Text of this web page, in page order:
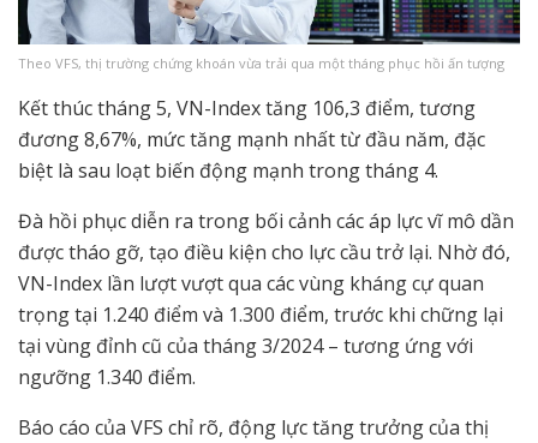
Theo VFS, thị trường chứng khoán vừa trải qua một tháng phục hồi ấn tượng
Kết thúc tháng 5, VN-Index tăng 106,3 điểm, tương
đương 8,67%, mức tăng mạnh nhất từ đầu năm, đặc
biệt là sau loạt biến động mạnh trong tháng 4.
Đà hồi phục diễn ra trong bối cảnh các áp lực vĩ mô dần
được tháo gỡ, tạo điều kiện cho lực cầu trở lại. Nhờ đó,
VN-Index lần lượt vượt qua các vùng kháng cự quan
trọng tại 1.240 điểm và 1.300 điểm, trước khi chững lại
tại vùng đỉnh cũ của tháng 3/2024 – tương ứng với
ngưỡng 1.340 điểm.
Báo cáo của VFS chỉ rõ, động lực tăng trưởng của thị